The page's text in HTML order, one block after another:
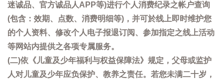
迷诚品、官方诚品人APP等)进行个人消费纪录之帐户查询
(包含：效期、点数、消费明细等)，并可於线上即时维护您
的个人资料、修改个人电子报退订阅、参加指定之线上活动
等网站内提供之各项专属服务。
(二)依《儿童及少年福利与权益保障法》规定，父母或监护
人对儿童及少年应负保护、教养之责任。若您未满二十岁，